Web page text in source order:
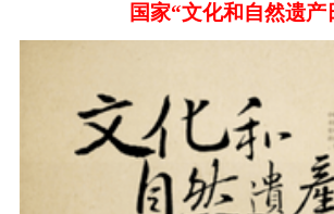
国家“文化和自然遗产